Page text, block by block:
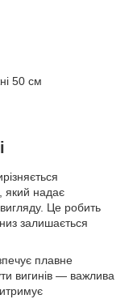
50 см
який надає
Це робить
залишається
плавне
вигинів — важлива